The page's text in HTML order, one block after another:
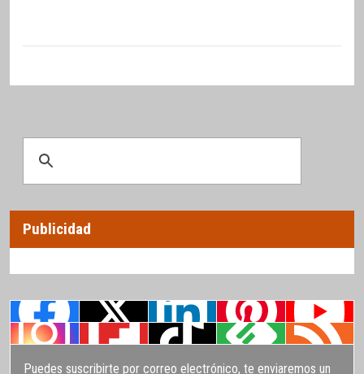
Publicidad
Puedes suscribirte por correo electrónico, te enviaremos un